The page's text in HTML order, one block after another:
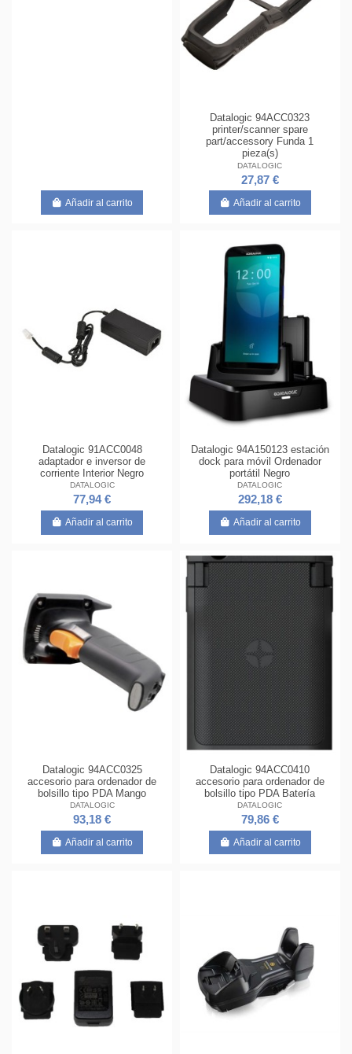
Añadir al carrito
Datalogic 94ACC0323
printer/scanner spare
part/accessory Funda 1
pieza(s)
DATALOGIC
27,87 €
Añadir al carrito
Datalogic 91ACC0048
adaptador e inversor de
corriente Interior Negro
DATALOGIC
77,94 €
Añadir al carrito
Datalogic 94A150123 estación
dock para móvil Ordenador
portátil Negro
DATALOGIC
292,18 €
Añadir al carrito
Datalogic 94ACC0325
accesorio para ordenador de
bolsillo tipo PDA Mango
DATALOGIC
93,18 €
Añadir al carrito
Datalogic 94ACC0410
accesorio para ordenador de
bolsillo tipo PDA Batería
DATALOGIC
79,86 €
Añadir al carrito